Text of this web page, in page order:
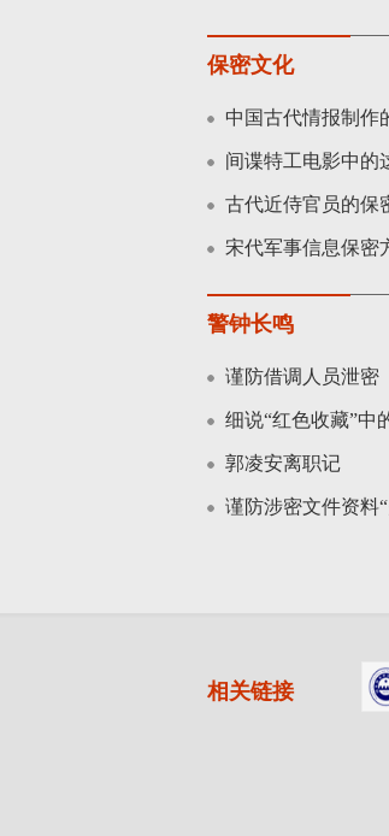
保密文化
中国古代情报制作
间谍特工电影中的
古代近侍官员的保
宋代军事信息保密
警钟长鸣
谨防借调人员泄密
细说“红色收藏”中
郭凌安离职记
谨防涉密文件资料
相关链接